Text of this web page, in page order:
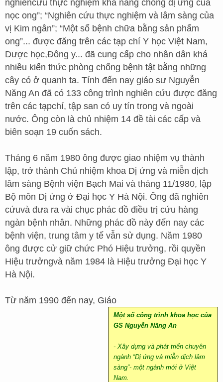
nghiêncứu thực nghiệm khả năng chống dị ứng của
nọc ong”; “Nghiên cứu thực nghiệm và lâm sàng của
vị Kim ngân”; “Một số bệnh chữa bằng sản phẩm
ong”... được đăng trên các tạp chí Y học Việt Nam,
Dược học,Đông y... đã cung cấp cho nhân dân khá
nhiều kiến thức phòng chống bệnh tật bằng những
cây có ở quanh ta. Tính đến nay giáo sư Nguyễn
Năng An đã có 133 công trình nghiên cứu được đăng
trên các tạpchí, tập san có uy tín trong và ngoài
nước. Ông còn là chủ nhiệm 14 đề tài các cấp và
biên soạn 19 cuốn sách.
Tháng 6 năm 1980 ông được giao nhiệm vụ thành
lập, trở thành Chủ nhiệm khoa Dị ứng và miễn dịch
lâm sàng Bệnh viện Bạch Mai và tháng 11/1980, lập
Bộ môn Dị ứng ở Đại học Y Hà Nội. Ông đã nghiên
cứuvà đưa ra vài chục phác đồ điều trị cứu hàng
ngàn bệnh nhân. Những phác đồ này đến nay các
bệnh viện, trung tâm y tế vẫn sử dụng. Năm 1980
ông được cử giữ chức Phó Hiệu trưởng, rồi quyền
Hiệu trưởngvà năm 1984 là Hiệu trưởng Đại học Y
Hà Nội.
Từ năm 1990 đến nay, Giáo
Một số công trình khoa học của
GS Nguyễn Năng An
- Xây dựng và phát triển chuyên
ngành “Dị ứng và miễn dịch lâm
sàng”- một ngành mới ở Việt
Nam.